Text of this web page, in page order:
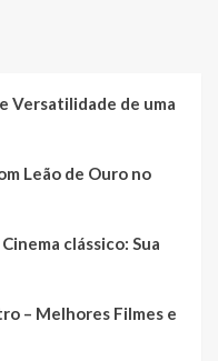
Versatilidade de uma
Leão de Ouro no
clássico: Sua
– Melhores Filmes e